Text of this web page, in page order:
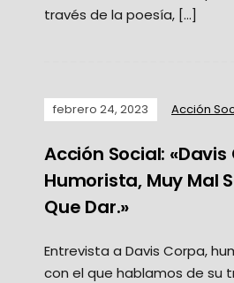
través de la poesía, […]
febrero 24, 2023 Acción
Acción Social:
Humorista, Muy Mal
Que Dar.»
Entrevista a Davis Corpa,
con el que hablamos de su